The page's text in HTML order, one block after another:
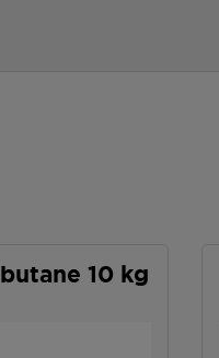
10 kg